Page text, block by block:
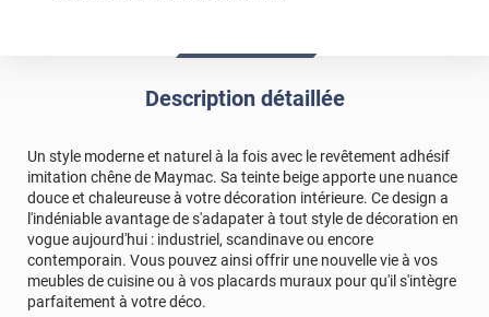
Description détaillée
Un style moderne et naturel à la fois avec le revêtement adhésif
imitation chêne de Maymac. Sa teinte beige apporte une nuance
douce et chaleureuse à votre décoration intérieure. Ce design a
l'indéniable avantage de s'adapater à tout style de décoration en
vogue aujourd'hui : industriel, scandinave ou encore
contemporain. Vous pouvez ainsi offrir une nouvelle vie à vos
meubles de cuisine ou à vos placards muraux pour qu'il s'intègre
parfaitement à votre déco.